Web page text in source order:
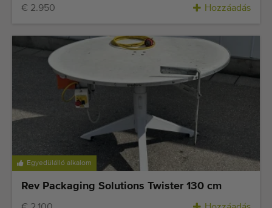
€ 2.950 Hozzáadás
Egyedülálló alkalom
Rev Packaging Solutions Twister 130 cm